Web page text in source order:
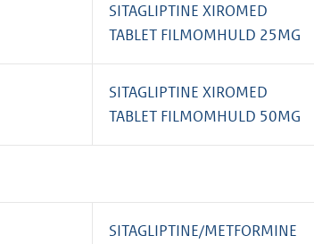
SITAGLIPTINE XIROMED
TABLET FILMOMHULD 25MG
SITAGLIPTINE XIROMED
TABLET FILMOMHULD 50MG
SITAGLIPTINE/METFORMINE